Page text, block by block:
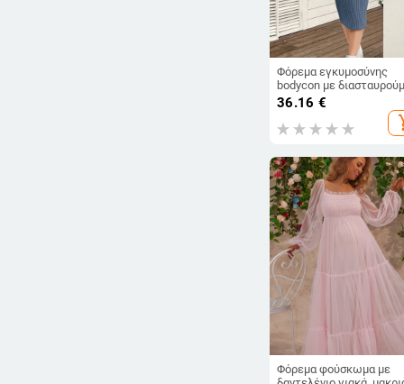
Φόρεμα εγκυμοσύνης
bodycon με
μέση, μακριά μανίκια,
πολυεστέρας, μακρύ
36.16 €
Φόρεμα φούσκωμα με